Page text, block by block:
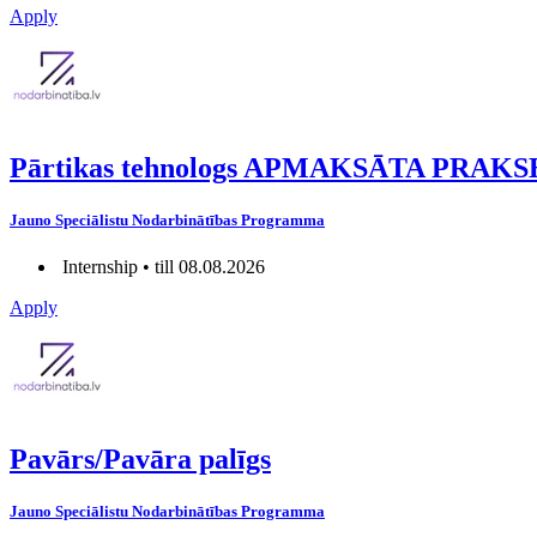
Apply
Pārtikas tehnologs APMAKSĀTA
Jauno Speciālistu Nodarbinātības Programma
Internship • till 08.08.2026
Apply
Pavārs/Pavāra palīgs
Jauno Speciālistu Nodarbinātības Programma